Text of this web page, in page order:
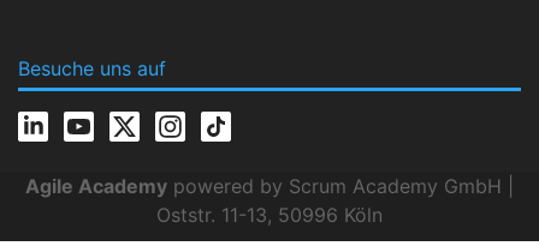
Besuche uns auf
Agile Academy powered by Scrum Academy GmbH |
Oststr. 11-13, 50996 Köln